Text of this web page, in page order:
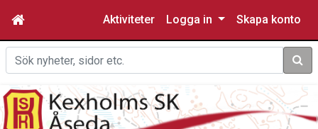
Aktiviteter Logga in Skapa konto
Sök